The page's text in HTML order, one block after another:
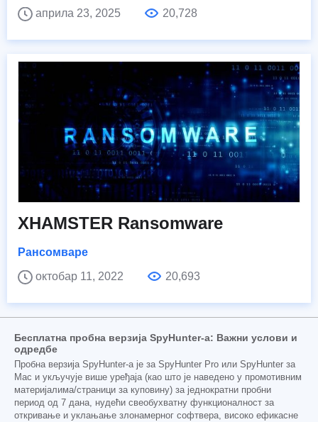
априла 23, 2025 20,728
XHAMSTER Ransomware
Рансомваре
октобар 11, 2022
20,693
Бесплатна пробна верзија SpyHunter-а: Важни услови и
одредбе
Пробна верзија SpyHunter-а је за SpyHunter Pro или SpyHunter за
Mac и укључује више уређаја (као што је наведено у промотивним
материјалима/страници за куповину) за једнократни пробни
период од 7 дана, нудећи свеобухватну функционалност за
откривање и уклањање злонамерног софтвера, високо ефикасне